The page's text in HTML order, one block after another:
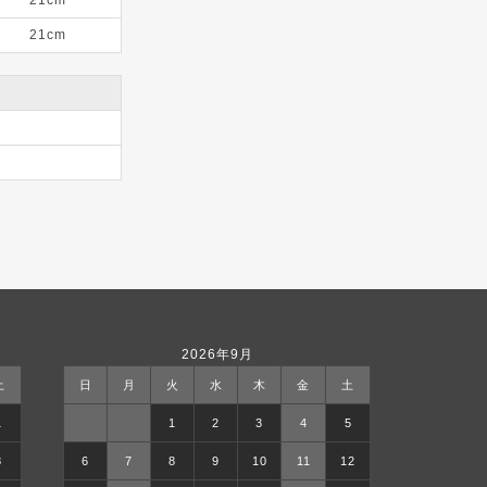
21cm
2026年9月
日 月 火 水 木 金 土
1 2 3 4 5
6 7 8 9 10 11 12